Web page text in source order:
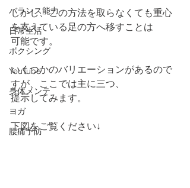
バランス能力
日常生活
ボクシング
YouTube
身体メンテ
ヨガ
腰痛予防
しかし、この方法を取らなくても重心
を支えている足の方へ移すことは
可能です。
いくつかのバリエーションがあるので
すが、ここでは主に三つ、
提示してみます。
下図をご覧ください↓